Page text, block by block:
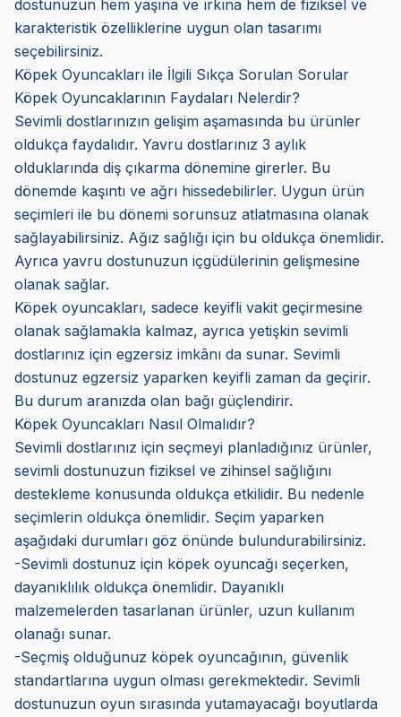
dostunuzun hem yaşına ve ırkına hem de fiziksel ve
karakteristik özelliklerine uygun olan tasarımı
seçebilirsiniz.
Köpek Oyuncakları ile İlgili Sıkça Sorulan Sorular
Köpek Oyuncaklarının Faydaları Nelerdir?
Sevimli dostlarınızın gelişim aşamasında bu ürünler
oldukça faydalıdır. Yavru dostlarınız 3 aylık
olduklarında diş çıkarma dönemine girerler. Bu
dönemde kaşıntı ve ağrı hissedebilirler. Uygun ürün
seçimleri ile bu dönemi sorunsuz atlatmasına olanak
sağlayabilirsiniz. Ağız sağlığı için bu oldukça önemlidir.
Ayrıca yavru dostunuzun içgüdülerinin gelişmesine
olanak sağlar.
Köpek oyuncakları, sadece keyifli vakit geçirmesine
olanak sağlamakla kalmaz, ayrıca yetişkin sevimli
dostlarınız için egzersiz imkânı da sunar. Sevimli
dostunuz egzersiz yaparken keyifli zaman da geçirir.
Bu durum aranızda olan bağı güçlendirir.
Köpek Oyuncakları Nasıl Olmalıdır?
Sevimli dostlarınız için seçmeyi planladığınız ürünler,
sevimli dostunuzun fiziksel ve zihinsel sağlığını
destekleme konusunda oldukça etkilidir. Bu nedenle
seçimlerin oldukça önemlidir. Seçim yaparken
aşağıdaki durumları göz önünde bulundurabilirsiniz.
-Sevimli dostunuz için köpek oyuncağı seçerken,
dayanıklılık oldukça önemlidir. Dayanıklı
malzemelerden tasarlanan ürünler, uzun kullanım
olanağı sunar.
-Seçmiş olduğunuz köpek oyuncağının, güvenlik
standartlarına uygun olması gerekmektedir. Sevimli
dostunuzun oyun sırasında yutamayacağı boyutlarda